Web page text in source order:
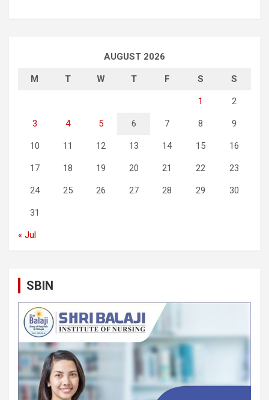
AUGUST 2026
M T W T F S S
1 2
3 4 5 6 7 8 9
10 11 12 13 14 15 16
17 18 19 20 21 22 23
24 25 26 27 28 29 30
31
« Jul
SBIN